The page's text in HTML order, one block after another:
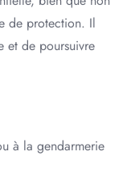
de protection. Il
et de poursuivre
à la gendarmerie